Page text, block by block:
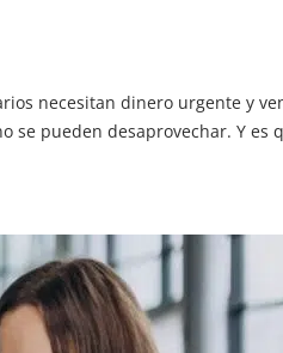
necesitan dinero urgente y
pueden desaprovechar. Y es